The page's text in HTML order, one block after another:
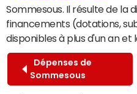
Sommesous. Il résulte de la
financements (dotations,
disponibles à plus d'un an et
Dépenses de
Sommesous